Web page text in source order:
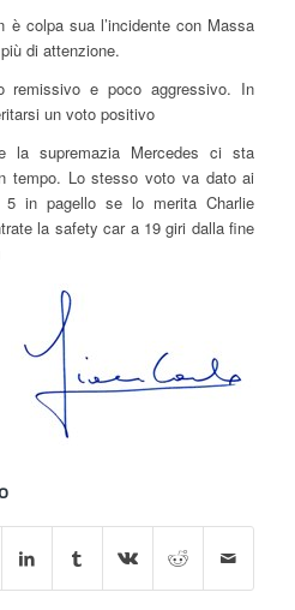
è colpa sua l’incidente con Massa
di attenzione.
remissivo e poco aggressivo. In
un voto positivo
la supremazia Mercedes ci sta
tempo. Lo stesso voto va dato ai
5 in pagello se lo merita Charlie
la safety car a 19 giri dalla fine